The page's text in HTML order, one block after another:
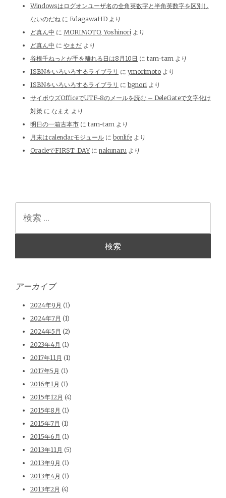
Windowsはログオンユーザ名の全角英数字と半角英数字を区別し
ないのだね に EdagawaHD より
ど真ん中 に MORIMOTO, Yoshinori より
ど真ん中 に やまだ より
谷根千ねっとが手を離れる日は8月10日 に tam-tam より
ISBNをいろいろするライブラリ に ymorimoto より
ISBNをいろいろするライブラリ に bgnori より
サイボウズOfficeでUTF-8のメールを読む – DeleGateで文字化け
対策 に なまえ より
明日の一箱古本市 に tam-tam より
月末はcalendarモジュール に bonlife より
OracleでFIRST_DAYに nakunaru より
アーカイブ
2024年9月 (1)
2024年7月 (1)
2024年5月 (2)
2023年4月 (1)
2017年11月 (1)
2017年5月 (1)
2016年1月 (1)
2015年12月 (4)
2015年8月 (1)
2015年7月 (1)
2015年6月 (1)
2013年11月 (5)
2013年9月 (1)
2013年4月 (1)
2013年2月 (4)